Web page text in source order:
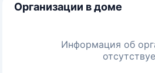
Организации в доме
Информация об